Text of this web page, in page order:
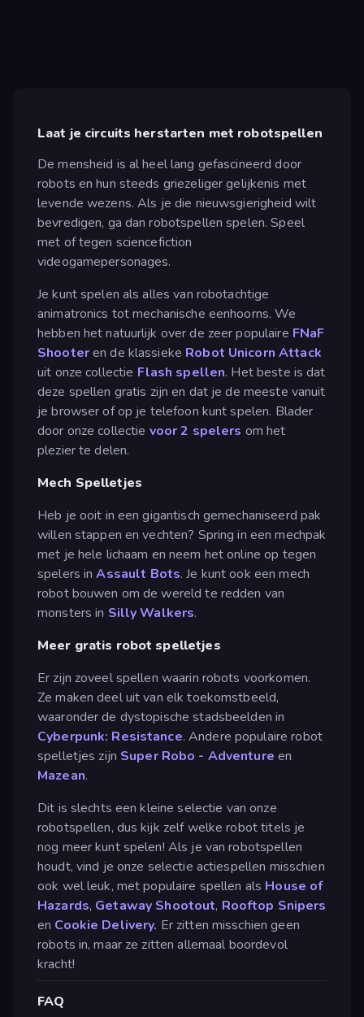
Laat je circuits herstarten met robotspellen
De mensheid is al heel lang gefascineerd door
robots en hun steeds griezeliger gelijkenis met
levende wezens. Als je die nieuwsgierigheid wilt
bevredigen, ga dan robotspellen spelen. Speel
met of tegen sciencefiction
videogamepersonages.
Je kunt spelen als alles van robotachtige
animatronics tot mechanische eenhoorns. We
hebben het natuurlijk over de zeer populaire FNaF
Shooteren de klassieke Robot Unicorn Attack
uit onze collectie Flash spellen. Het beste is dat
deze spellen gratis zijn en dat je de meeste vanuit
je browser of op je telefoon kunt spelen. Blader
door onze collectie voor 2 spelers om het
plezier te delen.
Mech Spelletjes
Heb je ooit in een gigantisch gemechaniseerd pak
willen stappen en vechten? Spring in een mechpak
met je hele lichaam en neem het online op tegen
spelers inAssault Bots. Je kunt ook een mech
robot bouwen om de wereld te redden van
monsters in Silly Walkers.
Meer gratis robot spelletjes
Er zijn zoveel spellen waarin robots voorkomen.
Ze maken deel uit van elk toekomstbeeld,
waaronder de dystopische stadsbeelden in
Cyberpunk: Resistance. Andere populaire robot
spelletjes zijn Super Robo - Adventure en
Mazean.
Dit is slechts een kleine selectie van onze
robotspellen, dus kijk zelf welke robot titels je
nog meer kunt spelen! Als je van robotspellen
houdt, vind je onze selectie actiespellen misschien
ook wel leuk, met populaire spellen als House of
Hazards, Getaway Shootout, Rooftop Snipers
en Cookie Delivery. Er zitten misschien geen
robots in, maar ze zitten allemaal boordevol
kracht!
FAQ